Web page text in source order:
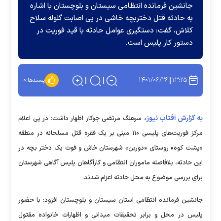
جانشین فرمانده انتظامی سیستان و بلوچستان با اشاره
به حادثه قتل دختربچه خاشی در پی اصابت گلوله سلاح
کلاش، گفت: دستگیری عوامل حادثه با قید فوریت در
دستور کار پلیس است.
۱۳:۲۵ ۱۴۰۱/۰۶/۲۶ پسندها:۰
به گزارش آفتاب نیوز، سرهنگ مرتضی جوکار اظهار داشت: در پی اعلام
مرکز فوریت‌های پلیسی ۱۱۰ مبنی بر یک فقره قتل مسلحانه در منطقه
«پشت کوه» روستای «دوربن» شهرستان خاش و فوت یک دختر بچه در
این حادثه، بلافاصله ماموران انتظامی و کارآگاهان پلیس آگاهی شهرستان
برای بررسی موضوع به محل حادثه اعزام شدند.
جانشین فرمانده انتظامی استان سیستان و بلوچستان افزود: با حضور
پلیس در محل و برابر تحقیقات میدانی و اظهارات خانواده مقتول